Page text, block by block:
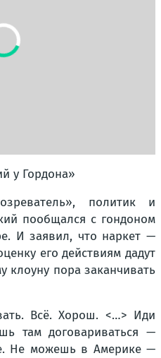
у Гордона»
политик и
пообщался с гондоном
И заявил, что наркет —
его действиям дадут
клоуну пора заканчивать
Всё. Хорош. <…> Иди
там договариваться —
Не можешь в Америке —